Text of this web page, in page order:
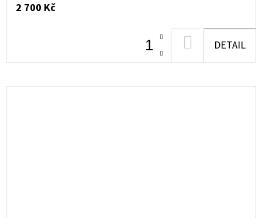
2 700 Kč
KOŠÍKU
DETAIL